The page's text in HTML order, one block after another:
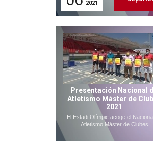
2021
Presentación Nacional
Atletismo Máster de
2021
El Estadi Olímpic acoge el
Atletismo Máster de Clubes